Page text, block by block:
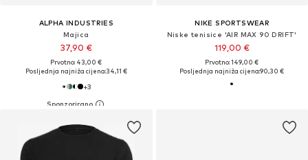
ALPHA INDUSTRIES
Majica
37,90 €
Prvotno: 43,00 €
Posljednja najniža cijena:34,11 €
+3
NIKE SPORTSWEAR
Niske tenisice 'AIR MAX 90 DRIFT'
119,00 €
Prvotno: 149,00 €
Posljednja najniža cijena:90,30 €